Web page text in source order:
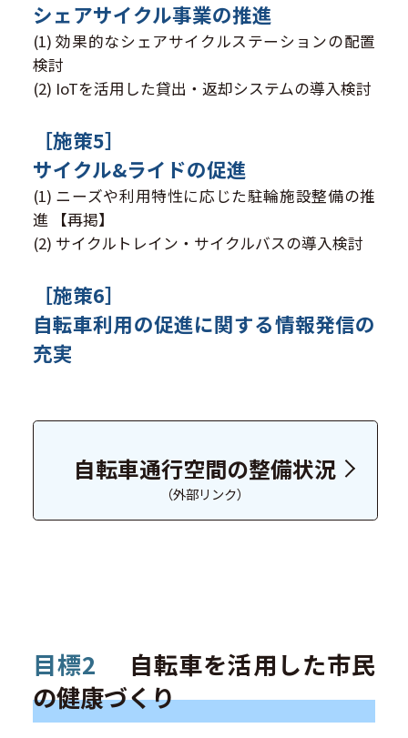
シェアサイクル事業の推進
(1) 効果的なシェアサイクルステーションの配置
検討
(2) IoTを活用した貸出・返却システムの導入検討
［施策5］
サイクル&ライドの促進
(1) ニーズや利用特性に応じた駐輪施設整備の推
進 【再掲】
(2) サイクルトレイン・サイクルバスの導入検討
［施策6］
自転車利用の促進に関する情報発信の
充実
自転車通行空間の整備状況
（外部リンク）
目標2
自転車を活用した市民
の健康づくり